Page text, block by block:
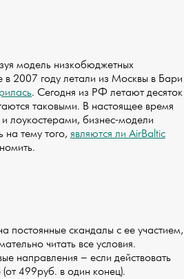
модель низкобюджетных
2007 году летали из Москвы в Бари
. Сегодня из РФ летают десяток
таковыми. В настоящее время
лоукостерами, бизнес-модели
тему того, являются ли AirBaltic
постоянные скандалы с ее участием,
читать все условия.
направления – если действовать
499руб. в один конец).